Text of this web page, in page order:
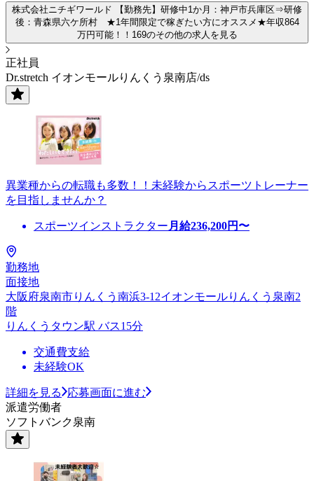
株式会社ニチギワールド 【勤務先】研修中1か月：神戸市兵庫区⇒研修
後：青森県六ケ所村 ★1年間限定で稼ぎたい方にオススメ★年収864
万円可能！！169のその他の求人を見る
正社員
Dr.stretch イオンモールりんくう泉南店/ds
異業種からの転職も多数！！未経験からスポーツトレーナー
を目指しませんか？
スポーツインストラクター 月給236,200円〜
勤務地
面接地
大阪府泉南市りんくう南浜3-12イオンモールりんくう泉南2
階
りんくうタウン駅 バス15分
交通費支給
未経験OK
詳細を見る
応募画面に進む
派遣労働者
ソフトバンク泉南